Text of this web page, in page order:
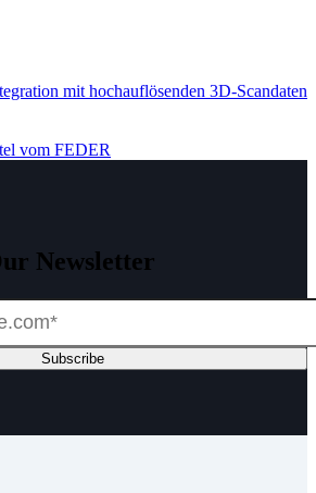
mit hochauflösenden 3D-Scandaten
vom FEDER
Newsletter